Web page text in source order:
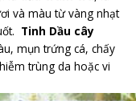
và màu từ vàng nhạt
Tinh Dầu cây
mụn trứng cá, chấy
trùng da hoặc vi